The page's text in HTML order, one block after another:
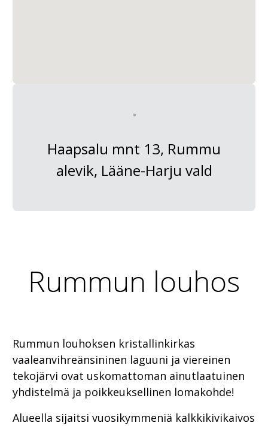
Haapsalu mnt 13, Rummu
alevik, Lääne-Harju vald
Rummun louhos
Rummun louhoksen kristallinkirkas
vaaleanvihreänsininen laguuni ja viereinen
tekojärvi ovat uskomattoman ainutlaatuinen
yhdistelmä ja poikkeuksellinen lomakohde!
Alueella sijaitsi vuosikymmeniä kalkkikivikaivos